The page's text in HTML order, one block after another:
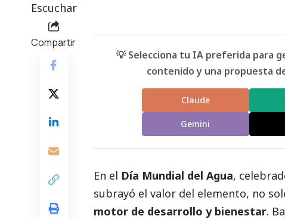
Escuchar
Compartir
💡 Selecciona tu IA preferida para
contenido y una propuesta
Claude
Gemini
En el Día Mundial del Agua,
subrayó el valor del elemento, no
motor de desarrollo y bienestar.